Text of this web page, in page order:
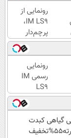
رونمایی از
IM LS9،
پرچم‌دار
فوق‌لوکس
EREV
وارد بازار
ایران شد
رونمایی
رسمی IM
LS9
لوکس‌ترین
EREV در
ایران
گیاهی کبدت